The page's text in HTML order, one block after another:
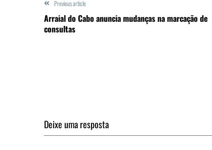
Previous article
Arraial do Cabo anuncia mudanças na marcação de
consultas
Deixe uma resposta